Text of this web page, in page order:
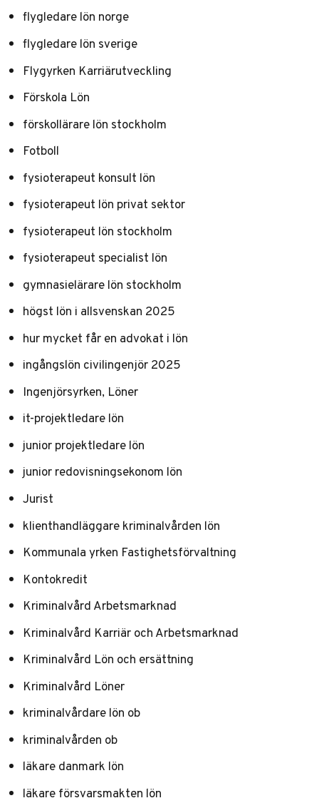
flygledare lön norge
flygledare lön sverige
Flygyrken Karriärutveckling
Förskola Lön
förskollärare lön stockholm
Fotboll
fysioterapeut konsult lön
fysioterapeut lön privat sektor
fysioterapeut lön stockholm
fysioterapeut specialist lön
gymnasielärare lön stockholm
högst lön i allsvenskan 2025
hur mycket får en advokat i lön
ingångslön civilingenjör 2025
Ingenjörsyrken, Löner
it-projektledare lön
junior projektledare lön
junior redovisningsekonom lön
Jurist
klienthandläggare kriminalvården lön
Kommunala yrken Fastighetsförvaltning
Kontokredit
Kriminalvård Arbetsmarknad
Kriminalvård Karriär och Arbetsmarknad
Kriminalvård Lön och ersättning
Kriminalvård Löner
kriminalvårdare lön ob
kriminalvården ob
läkare danmark lön
läkare försvarsmakten lön